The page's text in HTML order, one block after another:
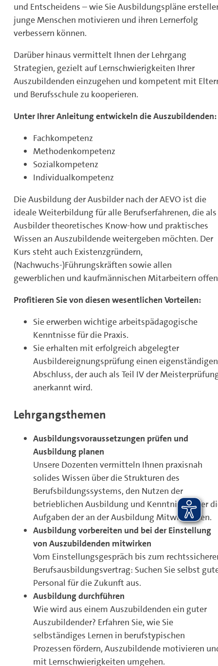
und Entscheidens – wie Sie Ausbildungspläne
junge Menschen motivieren und ihren Lernerfolg
verbessern können.
Darüber hinaus vermittelt Ihnen der Lehrgang
Strategien, gezielt auf Lernschwierigkeiten Ihrer
Auszubildenden einzugehen und kompetent mit
und Berufsschule zu kooperieren.
Unter Ihrer Anleitung entwickeln die Auszubildenden:
Fachkompetenz
Methodenkompetenz
Sozialkompetenz
Individualkompetenz
Die Ausbildung der Ausbilder nach der AEVO ist die
ideale Weiterbildung für alle Berufserfahrenen, die als
Ausbilder theoretisches Know-how und praktisches
Wissen an Auszubildende weitergeben möchten. Der
Kurs steht auch Existenzgründern,
(Nachwuchs-)Führungskräften sowie allen
gewerblichen und kaufmännischen Mitarbeitern
Profitieren Sie von diesen wesentlichen Vorteilen:
Sie erwerben wichtige arbeitspädagogische
Kenntnisse für die Praxis.
Sie erhalten mit erfolgreich abgelegter
Ausbildereignungsprüfung einen eigenständigen
Abschluss, der auch als Teil IV der
anerkannt wird.
Lehrgangsthemen
Ausbildungsvoraussetzungen prüfen und
Ausbildung planen
Unsere Dozenten vermitteln Ihnen praxisnah
solides Wissen über die Strukturen des
Berufsbildungssystems, den Nutzen der
betrieblichen Ausbildung und Kenntnisse über
Aufgaben der an der Ausbildung Mitwirkenden.
Ausbildung vorbereiten und bei der Einstellung
von Auszubildenden mitwirken
Vom Einstellungsgespräch bis zum
Berufsausbildungsvertrag: Suchen Sie selbst
Personal für die Zukunft aus.
Ausbildung durchführen
Wie wird aus einem Auszubildenden ein guter
Auszubildender? Erfahren Sie, wie Sie
selbständiges Lernen in berufstypischen
Prozessen fördern, Auszubildende motivieren
mit Lernschwierigkeiten umgehen.